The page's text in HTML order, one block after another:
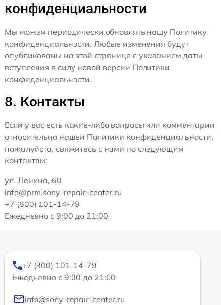
конфиденциальности
Мы можем периодически обновлять нашу Политику
конфиденциальности. Любые изменения будут
опубликованы на этой странице с указанием даты
вступления в силу новой версии Политики
конфиденциальности.
8. Контакты
Если у вас есть какие-либо вопросы или комментарии
относительно нашей Политики конфиденциальности,
пожалуйста, свяжитесь с нами по следующим
контактам:
ул. Ленина, 60
info@prm.sony-repair-center.ru
+7 (800) 101-14-79
Ежедневно с 9:00 до 21:00
+7 (800) 101-14-79
Ежедневно с 9:00 до 21:00
info@sony-repair-center.ru